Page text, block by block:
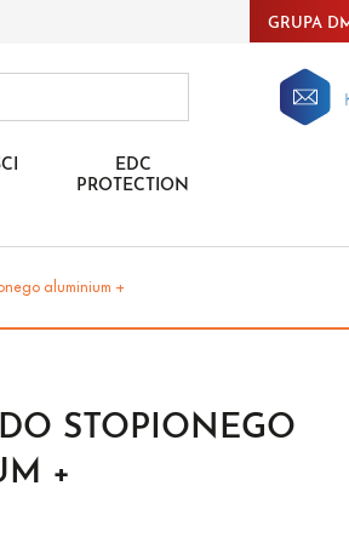
GRUPA
EDC
PROTECTION
aluminium +
STOPIONEGO
+